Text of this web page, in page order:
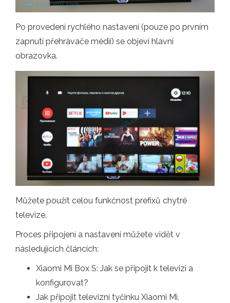
Po provedení rychlého nastavení (pouze po prvním
zapnutí přehrávače médií) se objeví hlavní
obrazovka.
Můžete použít celou funkčnost prefixů chytré
televize.
Proces připojení a nastavení můžete vidět v
následujících článcích:
Xiaomi Mi Box S: Jak se připojit k televizi a
konfigurovat?
Jak připojit televizní tyčinku Xiaomi Mi,